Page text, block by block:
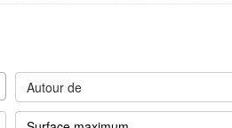
Autour de